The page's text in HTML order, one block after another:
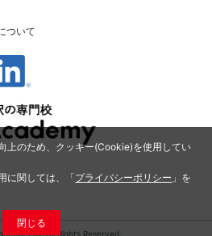
上のため、クッキー(Cookie)を使用してい
に関しては、「プライバシーポリシー 」を
閉じる
ついて
Co.,Ltd. All Rights Reserved.